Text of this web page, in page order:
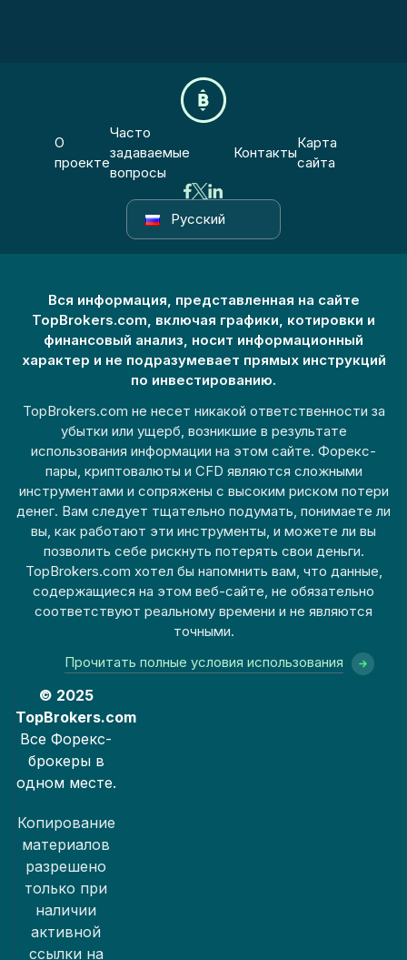
О
проекте
Часто
задаваемые
вопросы
Контакты
Карта
сайта
Русский
Вся информация, представленная на сайте
TopBrokers.com, включая графики, котировки и
финансовый анализ, носит информационный
характер и не подразумевает прямых инструкций
по инвестированию.
TopBrokers.com не несет никакой ответственности за
убытки или ущерб, возникшие в результате
использования информации на этом сайте. Форекс-
пары, криптовалюты и CFD являются сложными
инструментами и сопряжены с высоким риском потери
денег. Вам следует тщательно подумать, понимаете ли
вы, как работают эти инструменты, и можете ли вы
позволить себе рискнуть потерять свои деньги.
TopBrokers.com хотел бы напомнить вам, что данные,
содержащиеся на этом веб-сайте, не обязательно
соответствуют реальному времени и не являются
точными.
Прочитать полные условия использования
© 2025
TopBrokers.com
Все Форекс-
брокеры в
одном месте.
Копирование
материалов
разрешено
только при
наличии
активной
ссылки на